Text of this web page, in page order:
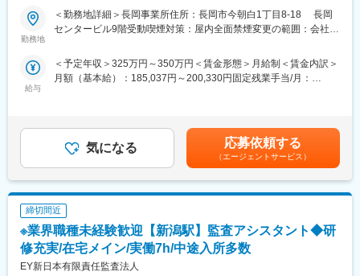
ビジネス開発を通じて自社が得たノウハウや知見を地域に還元し
ていくfunakuの取組みは、スタートアップとも地方創生とも違っ
前期は塩釜市を知るためにデスクトップリサーチとフィールドワ
ークを繰り返し実施。
業を立ち上げようとしています。
変更の範囲：会社の定める業務
■仕事概要
ヒット商品の誕生を支える、陰の立役者。
理店から信頼される当社は、消費者ニーズの調査を通じてあらゆ
るヒット商品の誕生を支えてきました。
ただきます。
■仕事内容
ミッションは、消費者モニターが回答しやすいアンケート文面を
作成することです。大手メーカーや大手広告代理店をはじめとし
たクライアントが、何のためにリサーチをするかを理解し、目的
に沿って、柔軟に対応を進めていきましょう。
質問内容の大枠の策定は営業が、データの集計や分析は専門スタ
ッフが対応します。社内の各部署とも連携し、クライアントの商
品企画やプロモーション企画をサポートしてください。
勤務地
＜勤務地詳細＞長岡事業所住所：長岡市今朝白1丁目8-18 長岡
センタービル9階受動喫煙対策：屋内全面禁煙変更の範囲：会社の
給与
＜予定年収＞325万円～350万円＜賃金形態＞月給制＜賃金内訳＞
月額（基本給）：185,037円～200,330円固定残業手当/月：
年1回（1月）■賞与年2回（6月・12月）賃金はあくまでも目安の
金額であり、選考を通じて上下する可能性があります。月給(月額)
は固定手当を含めた表記です。
気になる 応募依頼する
（エージェントサービス）
締切間近
※業界職種未経験歓迎【新潟駅】監査アシスタント◆研
修充実/在宅メイン/実働7h/中途入所多数
EY新日本有限責任監査法人